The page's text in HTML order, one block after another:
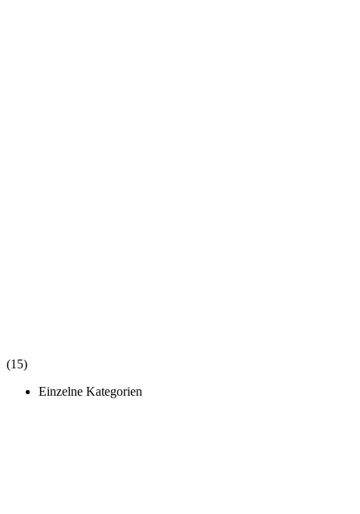
(15)
Einzelne Kategorien